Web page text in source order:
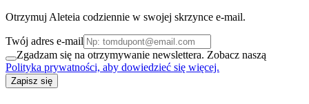
Otrzymuj Aleteia codziennie w swojej skrzynce e-mail.
Twój adres e-mail
Zgadzam się na otrzymywanie newslettera. Zobacz naszą
Polityka prywatności, aby dowiedzieć się więcej.
Zapisz się